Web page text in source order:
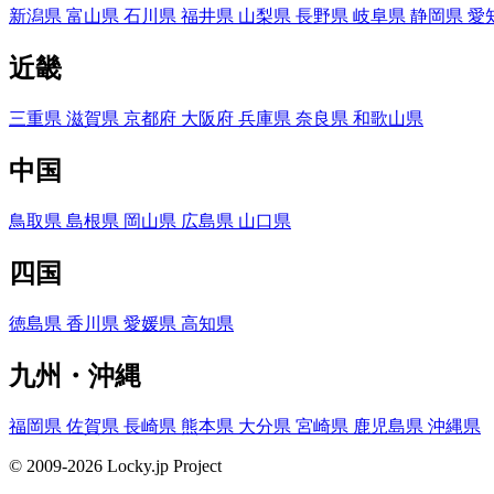
新潟県 富山県 石川県 福井県 山梨県 長野県 岐阜県 静岡県 愛
近畿
三重県 滋賀県 京都府 大阪府 兵庫県 奈良県 和歌山県
中国
鳥取県 島根県 岡山県 広島県 山口県
四国
徳島県 香川県 愛媛県 高知県
九州・沖縄
福岡県 佐賀県 長崎県 熊本県 大分県 宮崎県 鹿児島県 沖縄県
© 2009-2026 Locky.jp Project